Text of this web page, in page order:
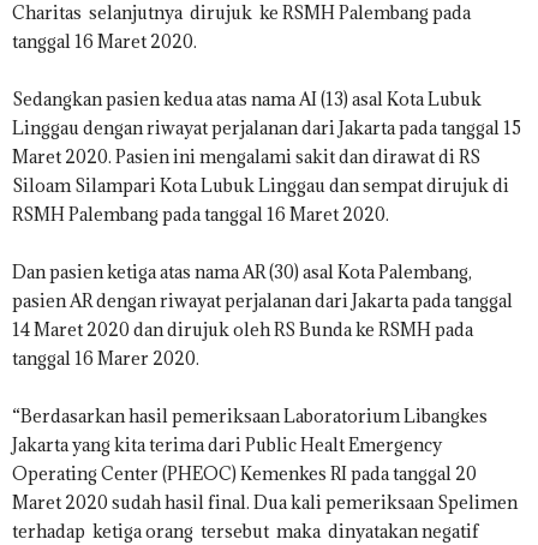
Charitas selanjutnya dirujuk ke RSMH Palembang pada
tanggal 16 Maret 2020.
Sedangkan pasien kedua atas nama AI (13) asal Kota Lubuk
Linggau dengan riwayat perjalanan dari Jakarta pada tanggal 15
Maret 2020. Pasien ini mengalami sakit dan dirawat di RS
Siloam Silampari Kota Lubuk Linggau dan sempat dirujuk di
RSMH Palembang pada tanggal 16 Maret 2020.
Dan pasien ketiga atas nama AR (30) asal Kota Palembang,
pasien AR dengan riwayat perjalanan dari Jakarta pada tanggal
14 Maret 2020 dan dirujuk oleh RS Bunda ke RSMH pada
tanggal 16 Marer 2020.
“Berdasarkan hasil pemeriksaan Laboratorium Libangkes
Jakarta yang kita terima dari Public Healt Emergency
Operating Center (PHEOC) Kemenkes RI pada tanggal 20
Maret 2020 sudah hasil final. Dua kali pemeriksaan Spelimen
terhadap ketiga orang tersebut maka dinyatakan negatif